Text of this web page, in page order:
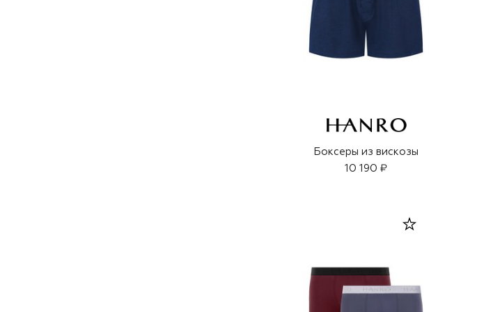
Боксеры из вискозы
10 190 ₽